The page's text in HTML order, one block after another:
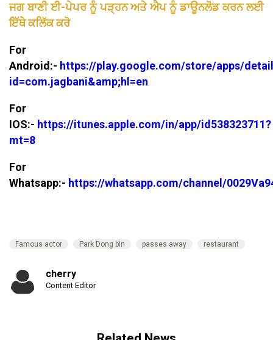
ਜਗ ਬਾਣੀ ਈ-ਪੇਪਰ ਨੂੰ ਪੜ੍ਹਨ ਅਤੇ ਐਪ ਨੂੰ ਡਾਊਨਲੋਡ ਕਰਨ ਲਈ
ਇੱਥੇ ਕਲਿੱਕ ਕਰੋ
For
Android:- https://play.google.com/store/apps/
id=com.jagbani&amp;hl=en
For
IOS:- https://itunes.apple.com/in/app/id538323711?
mt=8
For
Whatsapp:- https://whatsapp.com/channel/
Famous actor Park Dong bin passes away restaurant
cherry
Content Editor